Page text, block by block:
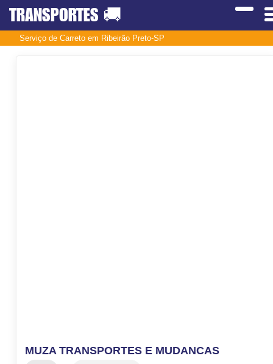
TRANSPORTES 🚚
Serviço de Carreto em Ribeirão Preto-SP
MUZA TRANSPORTES E MUDANCAS